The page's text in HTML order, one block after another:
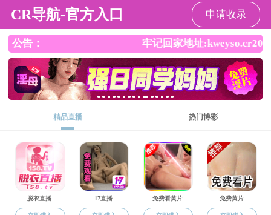
欢迎访问成人导航 ！
成人导航 成人导航概况 师资